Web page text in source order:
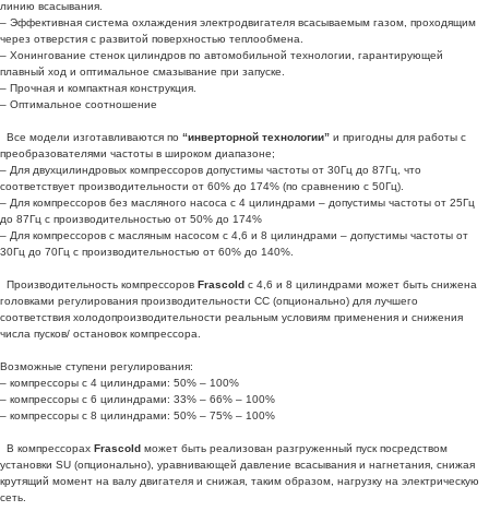
линию всасывания.
– Эффективная система охлаждения электродвигателя всасываемым газом, проходящим
через отверстия с развитой поверхностью теплообмена.
– Хонингование стенок цилиндров по автомобильной технологии, гарантирующей
плавный ход и оптимальное смазывание при запуске.
– Прочная и компактная конструкция.
– Оптимальное соотношение
Все модели изготавливаются по “инверторной технологии” и пригодны для работы с
преобразователями частоты в широком диапазоне;
– Для двухцилиндровых компрессоров допустимы частоты от 30Гц до 87Гц, что
соответствует производительности от 60% до 174% (по сравнению с 50Гц).
– Для компрессоров без масляного насоса с 4 цилиндрами – допустимы частоты от 25Гц
до 87Гц с производительностью от 50% до 174%
– Для компрессоров с масляным насосом с 4,6 и 8 цилиндрами – допустимы частоты от
30Гц до 70Гц с производительностью от 60% до 140%.
Производительность компрессоров Frascold с 4,6 и 8 цилиндрами может быть снижена
головками регулирования производительности СС (опционально) для лучшего
соответствия холодопроизводительности реальным условиям применения и снижения
числа пусков/ остановок компрессора.
Возможные ступени регулирования:
– компрессоры с 4 цилиндрами: 50% – 100%
– компрессоры с 6 цилиндрами: 33% – 66% – 100%
– компрессоры с 8 цилиндрами: 50% – 75% – 100%
В компрессорах Frascold может быть реализован разгруженный пуск посредством
установки SU (опционально), уравнивающей давление всасывания и нагнетания, снижая
крутящий момент на валу двигателя и снижая, таким образом, нагрузку на электрическую
сеть.